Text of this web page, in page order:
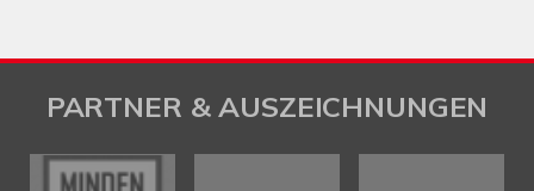
PARTNER & AUSZEICHNUNGEN